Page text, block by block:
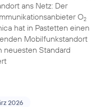
ans Netz: Der
O2
hat in Pastetten einen
Mobilfunkstandort
neuesten Standard
2026